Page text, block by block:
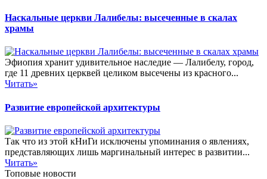
Наскальные церкви Лалибелы: высеченные в скалах
храмы
Эфиопия хранит удивительное наследие — Лалибелу, город,
где 11 древних церквей целиком высечены из красного...
Читать»
Развитие европейской архитектуры
Так что из этой кНиГи исключены упоминания о явлениях,
представляющих лишь маргинальный интерес в развитии...
Читать»
Топовые новости